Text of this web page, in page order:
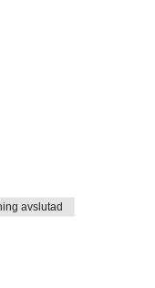
avslutad